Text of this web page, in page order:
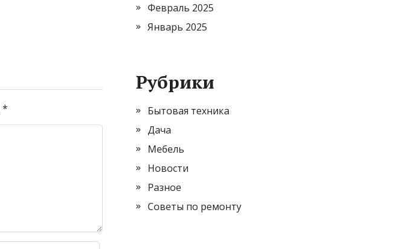
*
Февраль 2025
Январь 2025
Рубрики
Бытовая техника
Дача
Мебель
Новости
Разное
Советы по ремонту